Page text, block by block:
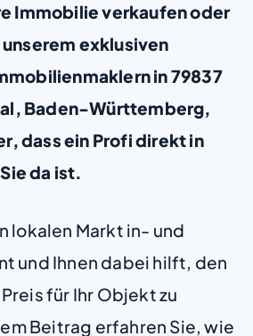
Immobilie verkaufen oder
exklusiven
in 79837
Baden-Württemberg,
dass ein Profi direkt in
da ist.
lokalen Markt in- und
und Ihnen dabei hilft, den
für Ihr Objekt zu
Beitrag erfahren Sie, wie